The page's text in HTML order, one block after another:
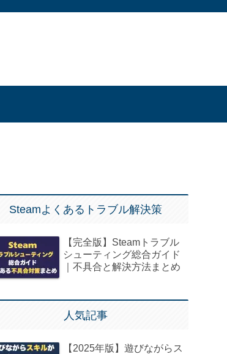
Steamよくあるトラブル解決策
【完全版】Steamトラブル
シューティング総合ガイド
｜不具合と解決方法まとめ
人気記事
【2025年版】遊びながらス